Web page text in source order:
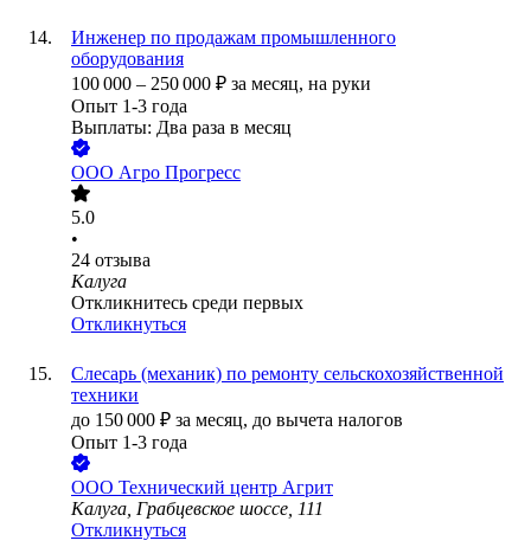
Инженер по продажам промышленного
оборудования
100 000 – 250 000 ₽ за месяц, на руки
Опыт 1-3 года
Выплаты: Два раза в месяц
ООО Агро Прогресс
5.0
•
24 отзыва
Калуга
Откликнитесь среди первых
Откликнуться
Слесарь (механик) по ремонту сельскохозяйственной
техники
до 150 000 ₽ за месяц, до вычета налогов
Опыт 1-3 года
ООО Технический центр Агрит
Калуга, Грабцевское шоссе, 111
Откликнуться